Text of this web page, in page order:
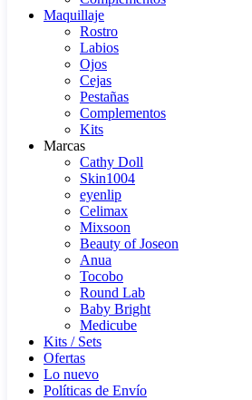
Maquillaje
Rostro
Labios
Ojos
Cejas
Pestañas
Complementos
Kits
Marcas
Cathy Doll
Skin1004
eyenlip
Celimax
Mixsoon
Beauty of Joseon
Anua
Tocobo
Round Lab
Baby Bright
Medicube
Kits / Sets
Ofertas
Lo nuevo
Políticas de Envío